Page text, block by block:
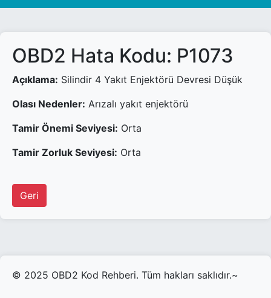
OBD2 Hata Kodu: P1073
Açıklama: Silindir 4 Yakıt Enjektörü Devresi Düşük
Olası Nedenler: Arızalı yakıt enjektörü
Tamir Önemi Seviyesi: Orta
Tamir Zorluk Seviyesi: Orta
Geri
© 2025 OBD2 Kod Rehberi. Tüm hakları saklıdır.~